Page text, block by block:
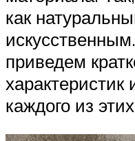
как
приведем
характеристик
каждого из